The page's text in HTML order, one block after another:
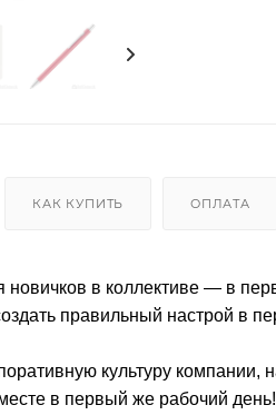
КАК КУПИТЬ ОПЛАТА
новичков в коллективе — в
правильный настрой в
культуру
в первый же рабочий день!